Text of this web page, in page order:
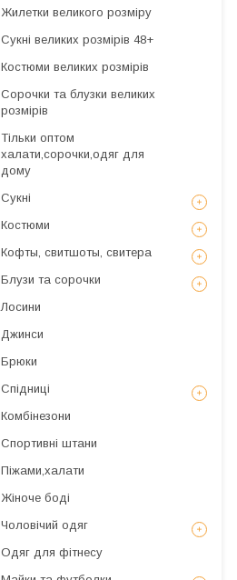
Жилетки великого розміру
Сукні великих розмірів 48+
Костюми великих розмірів
Сорочки та блузки великих
розмірів
Тільки оптом
халати,сорочки,одяг для
дому
Сукні
Костюми
Кофты, свитшоты, свитера
Блузи та сорочки
Лосини
Джинси
Брюки
Спідниці
Комбінезони
Спортивні штани
Піжами,халати
Жіноче боді
Чоловічий одяг
Одяг для фітнесу